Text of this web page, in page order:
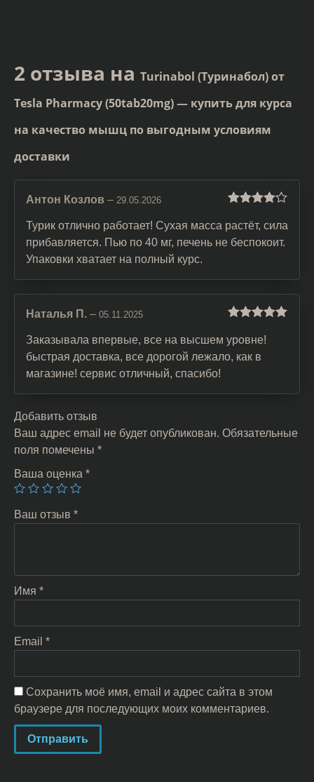
2 отзыва на Turinabol (Туринабол) от
Tesla Pharmacy (50tab20mg) — купить для курса
на качество мышц по выгодным условиям
доставки
из 5
Антон Козлов – 29.05.2026
Турик отлично работает! Сухая масса растёт, сила
прибавляется. Пью по 40 мг, печень не беспокоит.
Упаковки хватает на полный курс.
5
Наталья П. – 05.11.2025
Заказывала впервые, все на высшем уровне!
быстрая доставка, все дорогой лежало, как в
магазине! сервис отличный, спасибо!
Добавить отзыв
Ваш адрес email не будет опубликован. Обязательные
поля помечены *
Ваша оценка *
Ваш отзыв *
Имя *
Email *
Сохранить моё имя, email и адрес сайта в этом
браузере для последующих моих комментариев.